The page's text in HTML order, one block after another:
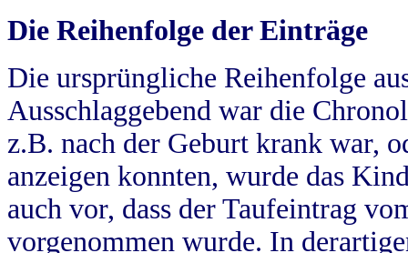
Die Reihenfolge der Einträge
Die ursprüngliche Reihenfolge
Ausschlaggebend war die
z.B. nach der Geburt krank war,
anzeigen konnten, wurde das
auch vor, dass der Taufeintrag
vorgenommen wurde. In